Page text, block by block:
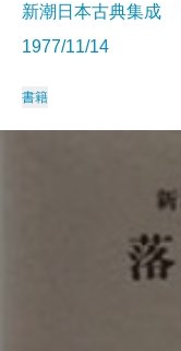
新潮日本古典集
1977/11/14
書籍